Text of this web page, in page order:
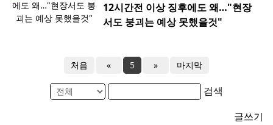
12시간전 이상 징후에도 왜…"현장
서도 붕괴는 예상 못했을것"
처음 « 5 » 마지막
검색
글쓰기